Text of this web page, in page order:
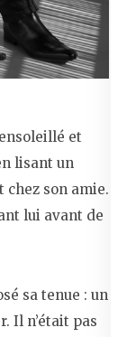
et
lisant un
chez son amie.
lui avant de
sa tenue : un
Il n’était pas